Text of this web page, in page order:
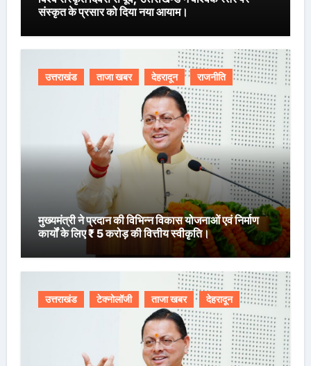
संस्कृत के प्रसार को दिया नया आयाम।
उत्तराखंड ताजा खबर देहरादून राजनीति
मुख्यमंत्री ने प्रदान की विभिन्न विकास योजनाओं एवं निर्माण
कार्यों के लिए ₹ 5 करोड़ की वित्तीय स्वीकृति।
उत्तराखंड टेक्नोलॉजी ताजा खबर देहरादून